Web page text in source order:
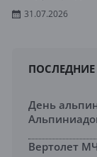
31.07.2026
День
Вертолет